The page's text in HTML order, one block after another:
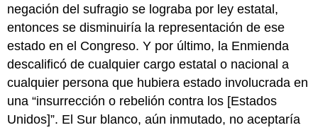
negación del sufragio se lograba por ley estatal,
entonces se disminuiría la representación de ese
estado en el Congreso. Y por último, la Enmienda
descalificó de cualquier cargo estatal o nacional a
cualquier persona que hubiera estado involucrada en
una “insurrección o rebelión contra los [Estados
Unidos]”. El Sur blanco, aún inmutado, no aceptaría